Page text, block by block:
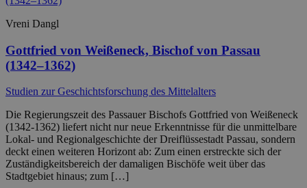
Vreni Dangl
Gottfried von Weißeneck, Bischof von Passau
(1342–1362)
Studien zur Geschichtsforschung des Mittelalters
Die Regierungszeit des Passauer Bischofs Gottfried von Weißeneck
(1342-1362) liefert nicht nur neue Erkenntnisse für die unmittelbare
Lokal- und Regionalgeschichte der Dreiflüssestadt Passau, sondern
deckt einen weiteren Horizont ab: Zum einen erstreckte sich der
Zuständigkeitsbereich der damaligen Bischöfe weit über das
Stadtgebiet hinaus; zum […]